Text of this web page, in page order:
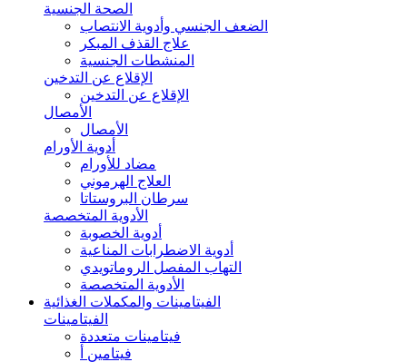
الصحة الجنسية
الضعف الجنسي وأدوية الانتصاب
علاج القذف المبكر
المنشطات الجنسية
الإقلاع عن التدخين
الإقلاع عن التدخين
الأمصال
الأمصال
أدوية الأورام
مضاد للأورام
العلاج الهرموني
سرطان البروستاتا
الأدوية المتخصصة
أدوية الخصوبة
أدوية الاضطرابات المناعية
التهاب المفصل الروماتويدي
الأدوية المتخصصة
الفيتامينات والمكملات الغذائية
الفيتامينات
فيتامينات متعددة
فيتامين أ